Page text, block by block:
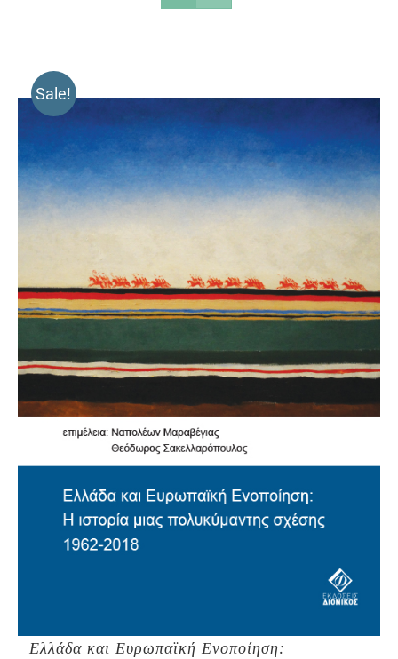
Sale!
Ελλάδα και Ευρωπαϊκή Ενοποίηση: